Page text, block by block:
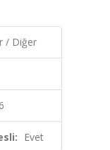
/ Diğer
Evet